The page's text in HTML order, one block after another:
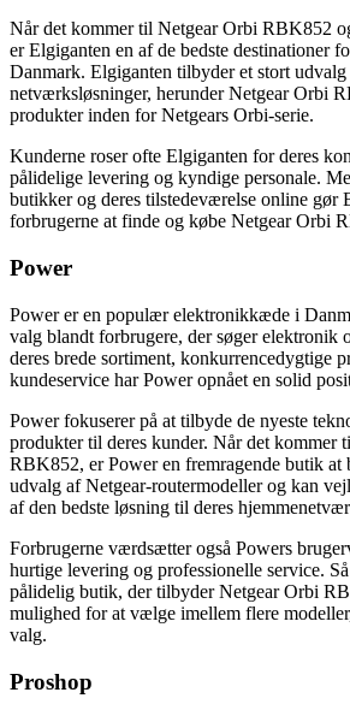
Når det kommer til Netgear Orbi RBK852
er Elgiganten en af de bedste destinationer
Danmark. Elgiganten tilbyder et stort
netværksløsninger, herunder Netgear Orbi
produkter inden for Netgears Orbi-serie.
Kunderne roser ofte Elgiganten for deres
pålidelige levering og kyndige personale.
butikker og deres tilstedeværelse online gør
forbrugerne at finde og købe Netgear Orbi
Power
Power er en populær elektronikkæde i
valg blandt forbrugere, der søger elektronik
deres brede sortiment, konkurrencedygtige
kundeservice har Power opnået en solid
Power fokuserer på at tilbyde de nyeste
produkter til deres kunder. Når det kommer
RBK852, er Power en fremragende butik at
udvalg af Netgear-routermodeller og kan
af den bedste løsning til deres
Forbrugerne værdsætter også Powers
hurtige levering og professionelle service.
pålidelig butik, der tilbyder Netgear Orbi
mulighed for at vælge imellem flere
valg.
Proshop